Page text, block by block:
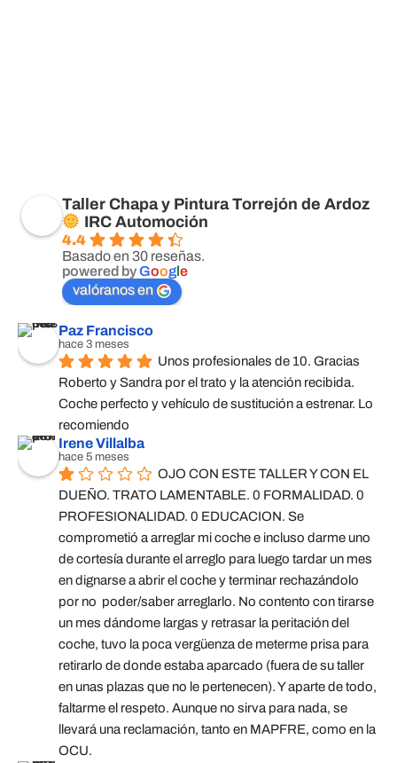
Taller Chapa y Pintura Torrejón de Ardoz
IRC Automoción
4.4
Basado en 30 reseñas.
powered byGoog e
valóranos en
Paz Francisco
hace 3 meses
Unos profesionales de 10. Gracias
Roberto y Sandra por el trato y la atención recibida.
Coche perfecto y vehículo de sustitución a estrenar. Lo
recomiendo
Irene Villalba
hace 5 meses
OJO CON ESTE TALLER Y CON EL
DUEÑO. TRATO LAMENTABLE. 0 FORMALIDAD. 0
PROFESIONALIDAD. 0 EDUCACION. Se
comprometió a arreglar mi coche e incluso darme uno
de cortesía durante el arreglo para luego tardar un mes
en dignarse a abrir el coche y terminar rechazándolo
por no  poder/saber arreglarlo. No contento con tirarse
un mes dándome largas y retrasar la peritación del
coche, tuvo la poca vergüenza de meterme prisa para
retirarlo de donde estaba aparcado (fuera de su taller
en unas plazas que no le pertenecen). Y aparte de todo,
faltarme el respeto. Aunque no sirva para nada, se
llevará una reclamación, tanto en MAPFRE, como en la
OCU.